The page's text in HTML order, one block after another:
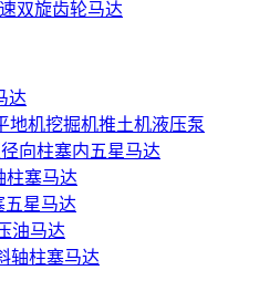
双旋齿轮马达
达
地机挖掘机推土机液压泵
向柱塞内五星马达
柱塞马达
五星马达
油马达
轴柱塞马达